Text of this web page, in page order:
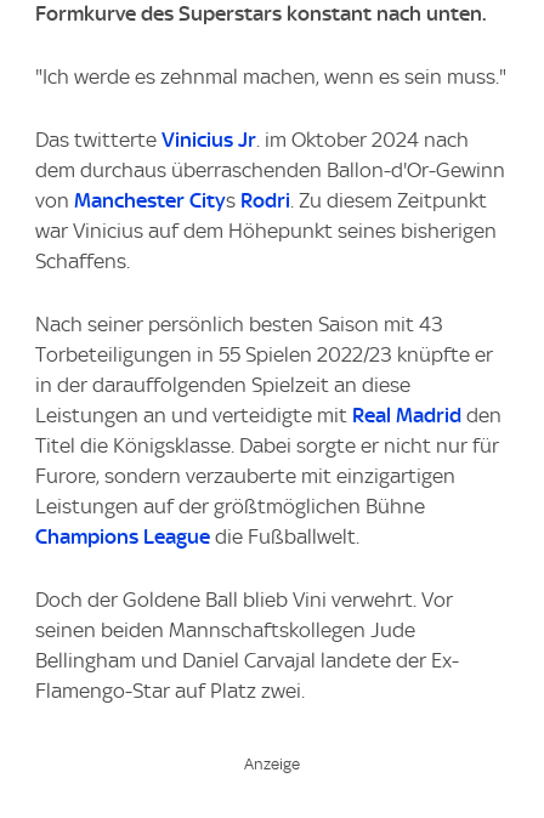
Formkurve des Superstars konstant nach unten.
"Ich werde es zehnmal machen, wenn es sein muss."
Das twitterte Vinicius Jr. im Oktober 2024 nach
dem durchaus überraschenden Ballon-d'Or-Gewinn
von Manchester Citys Rodri. Zu diesem Zeitpunkt
war Vinicius auf dem Höhepunkt seines bisherigen
Schaffens.
Nach seiner persönlich besten Saison mit 43
Torbeteiligungen in 55 Spielen 2022/23 knüpfte er
in der darauffolgenden Spielzeit an diese
Leistungen an und verteidigte mit Real Madrid den
Titel die Königsklasse. Dabei sorgte er nicht nur für
Furore, sondern verzauberte mit einzigartigen
Leistungen auf der größtmöglichen Bühne
Champions League die Fußballwelt.
Doch der Goldene Ball blieb Vini verwehrt. Vor
seinen beiden Mannschaftskollegen Jude
Bellingham und Daniel Carvajal landete der Ex-
Flamengo-Star auf Platz zwei.